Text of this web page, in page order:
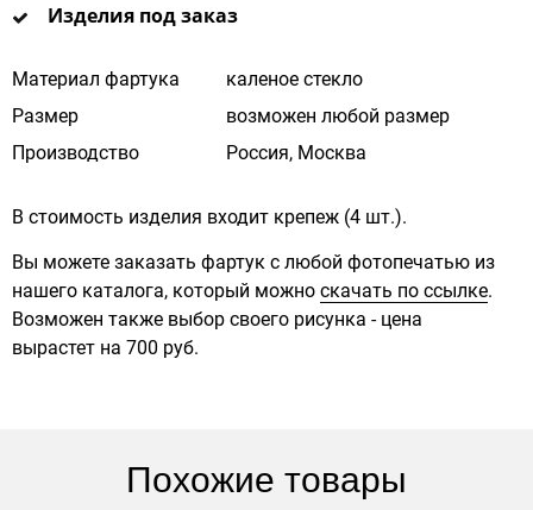
Изделия под заказ
Материал фартука
каленое стекло
Размер
возможен любой размер
Производство
Россия, Москва
В стоимость изделия входит крепеж (4 шт.).
Вы можете заказать фартук с любой фотопечатью из
нашего каталога, который можно скачать по ссылке.
Возможен также выбор своего рисунка - цена
вырастет на 700 руб.
Похожие товары